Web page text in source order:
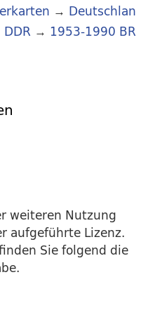
→ Deutschlan
→ 1953-1990 BR
weiteren Nutzung
aufgeführte Lizenz.
Sie folgend die